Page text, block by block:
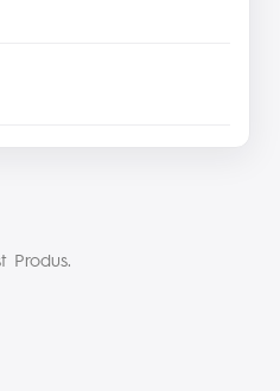
Produs.